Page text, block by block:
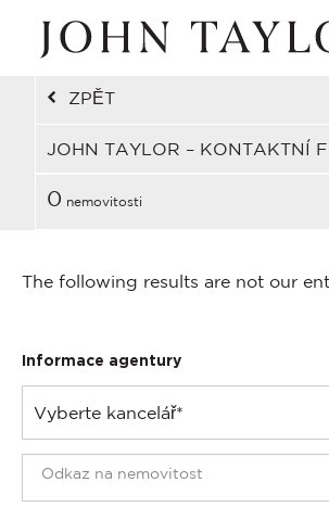
ZPĚT
JOHN TAYLOR – KONTAKTNÍ
0 nemovitosti
The following results are not our
Informace agentury